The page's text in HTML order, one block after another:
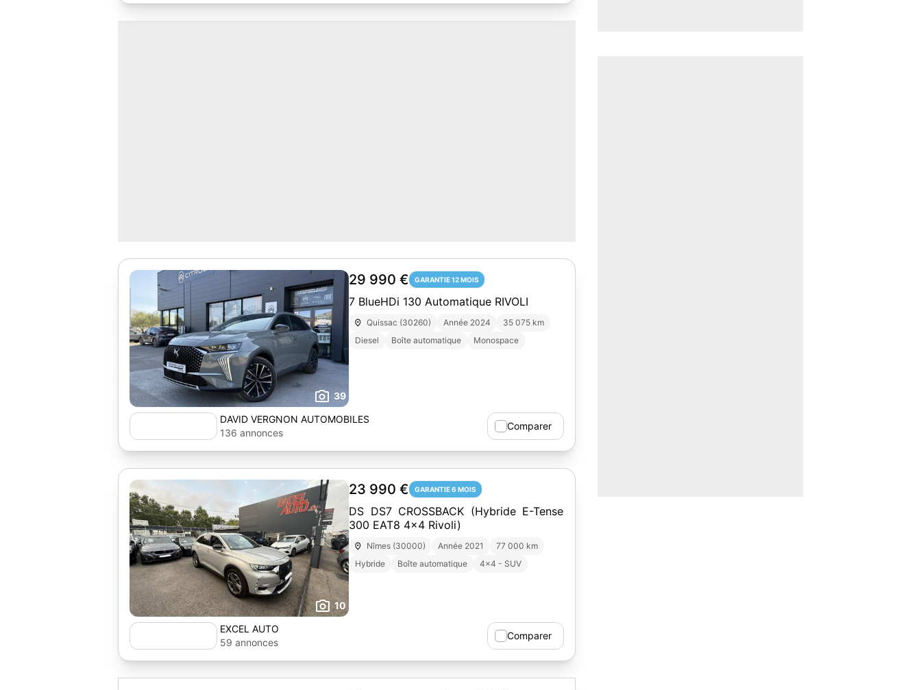
39
29 990 € GARANTIE 12 MOIS
7 BlueHDi 130 Automatique RIVOLI
Quissac (30260) Année 2024
35 075 km
Diesel
Boîte automatique Monospace
DAVID VERGNON AUTOMOBILES
136 annonces
Comparer
10
23 990 € GARANTIE 6 MOIS
DS DS7 CROSSBACK (Hybride E-Tense
300 EAT8 4x4 Rivoli)
Nîmes (30000) Année 2021
77 000 km
Hybride
Boîte automatique 4x4 - SUV
EXCEL AUTO
59 annonces
Comparer